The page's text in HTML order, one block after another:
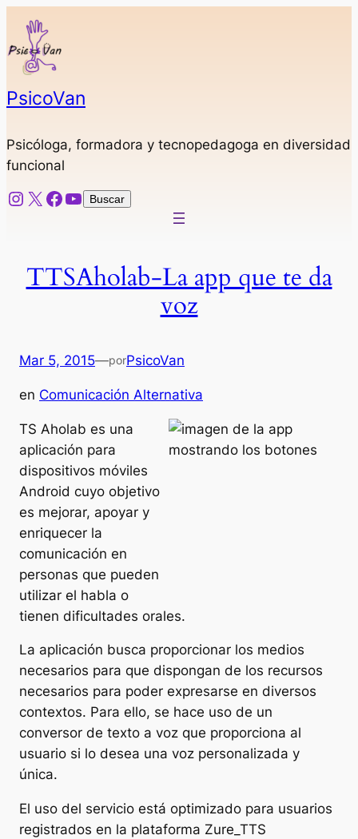
Saltar
contenido
PsicoVan
Psicóloga, formadora y tecnopedagoga en diversidad
funcional
Instagram
X Facebook
YouTube
Buscar
Buscar
TTSAholab-La app que te da
voz
Mar 5, 2015—porPsicoVan
en Comunicación Alternativa
TS Aholab es una
aplicación para
dispositivos móviles
Android cuyo objetivo
es mejorar, apoyar y
enriquecer la
comunicación en
personas que pueden
utilizar el habla o
tienen dificultades orales.
La aplicación busca proporcionar los medios
necesarios para que dispongan de los recursos
necesarios para poder expresarse en diversos
contextos. Para ello, se hace uso de un
conversor de texto a voz que proporciona al
usuario si lo desea una voz personalizada y
única.
El uso del servicio está optimizado para usuarios
registrados en la plataforma Zure_TTS